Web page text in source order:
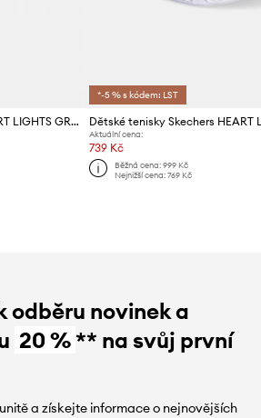
Skechers FLUTTER HEART LIGHTS GROOVY SWIRL sneakers boty dětské
*-5 % s kódem: LST
Aktuální cena:
739 Kč
Běžná cena: 999 Kč
Nejnižší cena: 769 Kč
odběru novinek a
20 %** na svůj první
a získejte informace o nejnovějších